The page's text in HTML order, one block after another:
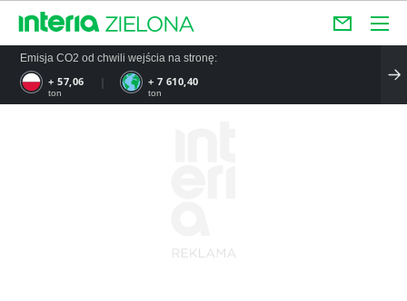
Emisja CO2 od chwili wejścia na stronę:
+ 57,06
ton
+ 7 610,40
ton